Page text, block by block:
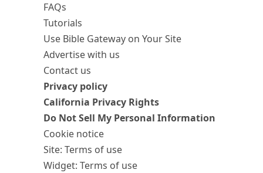
FAQs
Tutorials
Use Bible Gateway on Your Site
Advertise with us
Contact us
Privacy policy
California Privacy Rights
Do Not Sell My Personal Information
Cookie notice
Site: Terms of use
Widget: Terms of use